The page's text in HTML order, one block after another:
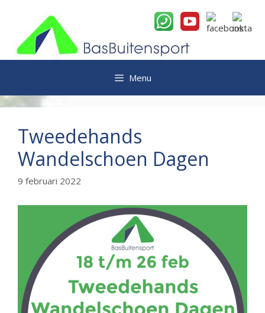
inhoud
Menu
Tweedehands
Wandelschoen Dagen
9 februari 2022